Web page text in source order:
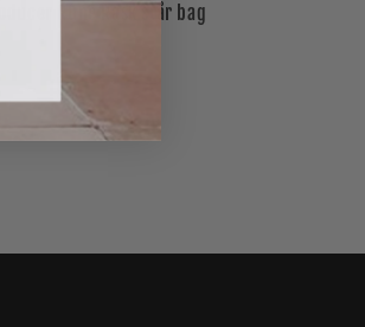
Rune Rask står bag